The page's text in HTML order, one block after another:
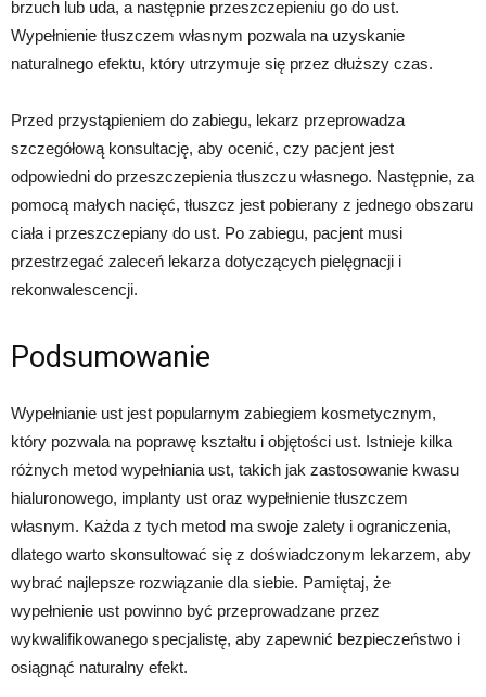
brzuch lub uda, a następnie przeszczepieniu go do ust.
Wypełnienie tłuszczem własnym pozwala na uzyskanie
naturalnego efektu, który utrzymuje się przez dłuższy czas.
Przed przystąpieniem do zabiegu, lekarz przeprowadza
szczegółową konsultację, aby ocenić, czy pacjent jest
odpowiedni do przeszczepienia tłuszczu własnego. Następnie, za
pomocą małych nacięć, tłuszcz jest pobierany z jednego obszaru
ciała i przeszczepiany do ust. Po zabiegu, pacjent musi
przestrzegać zaleceń lekarza dotyczących pielęgnacji i
rekonwalescencji.
Podsumowanie
Wypełnianie ust jest popularnym zabiegiem kosmetycznym,
który pozwala na poprawę kształtu i objętości ust. Istnieje kilka
różnych metod wypełniania ust, takich jak zastosowanie kwasu
hialuronowego, implanty ust oraz wypełnienie tłuszczem
własnym. Każda z tych metod ma swoje zalety i ograniczenia,
dlatego warto skonsultować się z doświadczonym lekarzem, aby
wybrać najlepsze rozwiązanie dla siebie. Pamiętaj, że
wypełnienie ust powinno być przeprowadzane przez
wykwalifikowanego specjalistę, aby zapewnić bezpieczeństwo i
osiągnąć naturalny efekt.